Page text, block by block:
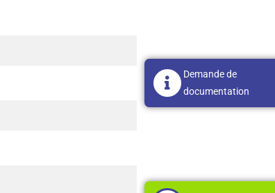
Demande de
documentation